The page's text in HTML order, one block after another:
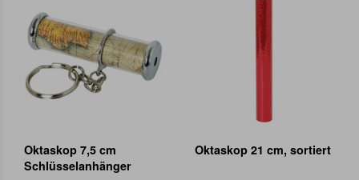
Oktaskop 7,5 cm
Schlüsselanhänger
Oktaskop 21 cm, sortiert